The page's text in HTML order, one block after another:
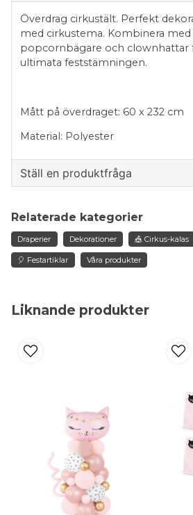
Liknande produkter
Överdrag cirkustält. Perfekt
med cirkustema. Kombinera
popcornbägare och clownhattar
ultimata feststämningen.
Mått på överdraget: 60 x 232 cm
Material: Polyester
Ställ en produktfråga
Fråga oss något om denna
Ja, ni får publicera min
Relaterade kategorier
Draperier Dekorationer 🎪 Cirkus-kalas
🎈 Festartiklar Våra produkter